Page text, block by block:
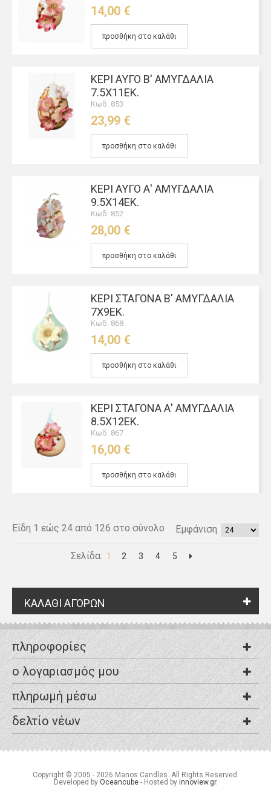
14,00 €
προσθήκη στο καλάθι
ΚΕΡΊ ΑΥΓΌ Β' ΑΜΥΓΔΑΛΙΆ
7.5Χ11ΕΚ.
Κωδ. 853
23,99 €
προσθήκη στο καλάθι
ΚΕΡΊ ΑΥΓΌ Α' ΑΜΥΓΔΑΛΙΆ
9.5Χ14ΕΚ.
Κωδ. 852
28,00 €
προσθήκη στο καλάθι
ΚΕΡΊ ΣΤΑΓΌΝΑ Β' ΑΜΥΓΔΑΛΙΆ
7Χ9ΕΚ.
Κωδ. 868
14,00 €
προσθήκη στο καλάθι
ΚΕΡΊ ΣΤΑΓΌΝΑ Α' ΑΜΥΓΔΑΛΙΆ
8.5Χ12ΕΚ.
Κωδ. 867
16,00 €
προσθήκη στο καλάθι
Είδη 1 εώς 24 από 126 στο σύνολο Εμφάνιση
Σελίδα: 1 2 3 4 5
ΚΑΛΑΘΙ ΑΓΟΡΩΝ
πληροφορίες
ο λογαριασμός μου
πληρωμή μέσω
δελτίο νέων
Copyright © 2005 - 2026 Manos Candles. All Rights Reserved.
Developed by Oceancube- Hosted by innoview.gr.